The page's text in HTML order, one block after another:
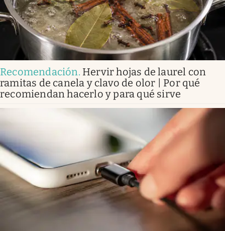
Recomendación. Hervir hojas de laurel con
ramitas de canela y clavo de olor | Por qué
recomiendan hacerlo y para qué sirve